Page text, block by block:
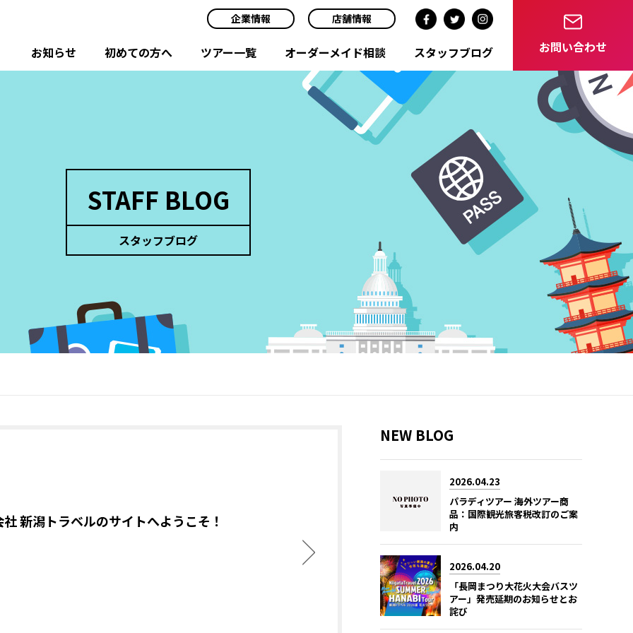
企業情報 店舗情報
お知らせ 初めての方へ ツアー一覧 オーダーメイド相談 スタッフブログ お問い合わせ
STAFF BLOG
スタッフブログ
新潟トラベルのサイトへようこそ！
NEW BLOG
2026.04.23
パラディツアー 海外ツアー商
品：国際観光旅客税改訂のご案
内
2026.04.20
「長岡まつり大花火大会バスツ
アー」発売延期のお知らせとお
詫び